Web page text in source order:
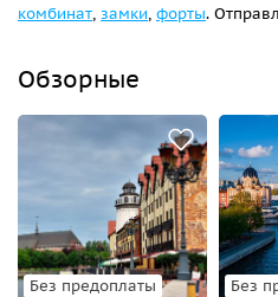
комбинат, замки, форты.
Обзорные
Без предоплаты
Без